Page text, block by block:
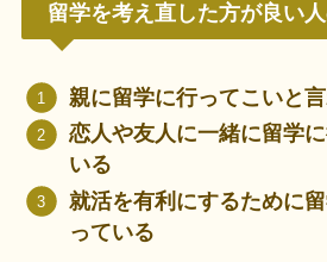
留学を考え直した方が良い
親に留学に行ってこいと
恋人や友人に一緒に留学
いる
就活を有利にするために
っている